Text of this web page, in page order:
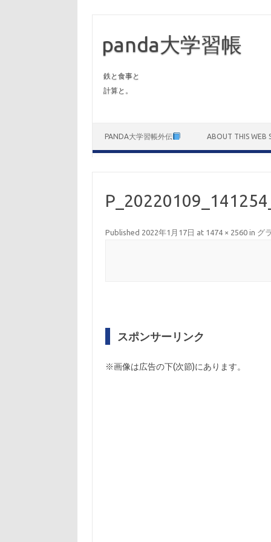
panda大学習帳
鉄と食事と
計算と。
PANDA大学習帳外伝 ABOUT THIS WEB
Published 2022年1月17日 at 1474 × 2560in グ
スポンサーリンク
※画像は広告の下(次節)にあります。